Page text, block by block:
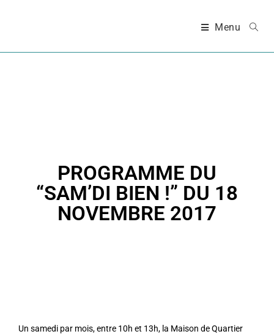
Menu
PROGRAMME DU
“SAM’DI BIEN !” DU 18
NOVEMBRE 2017
Un samedi par mois, entre 10h et 13h, la Maison de Quartier